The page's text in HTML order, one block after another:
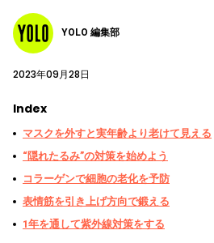
YOLO 編集部
2023年09月28日
Index
マスクを外すと実年齢より老けて見える
“隠れたるみ”の対策を始めよう
コラーゲンで細胞の老化を予防
表情筋を引き上げ方向で鍛える
1年を通して紫外線対策をする